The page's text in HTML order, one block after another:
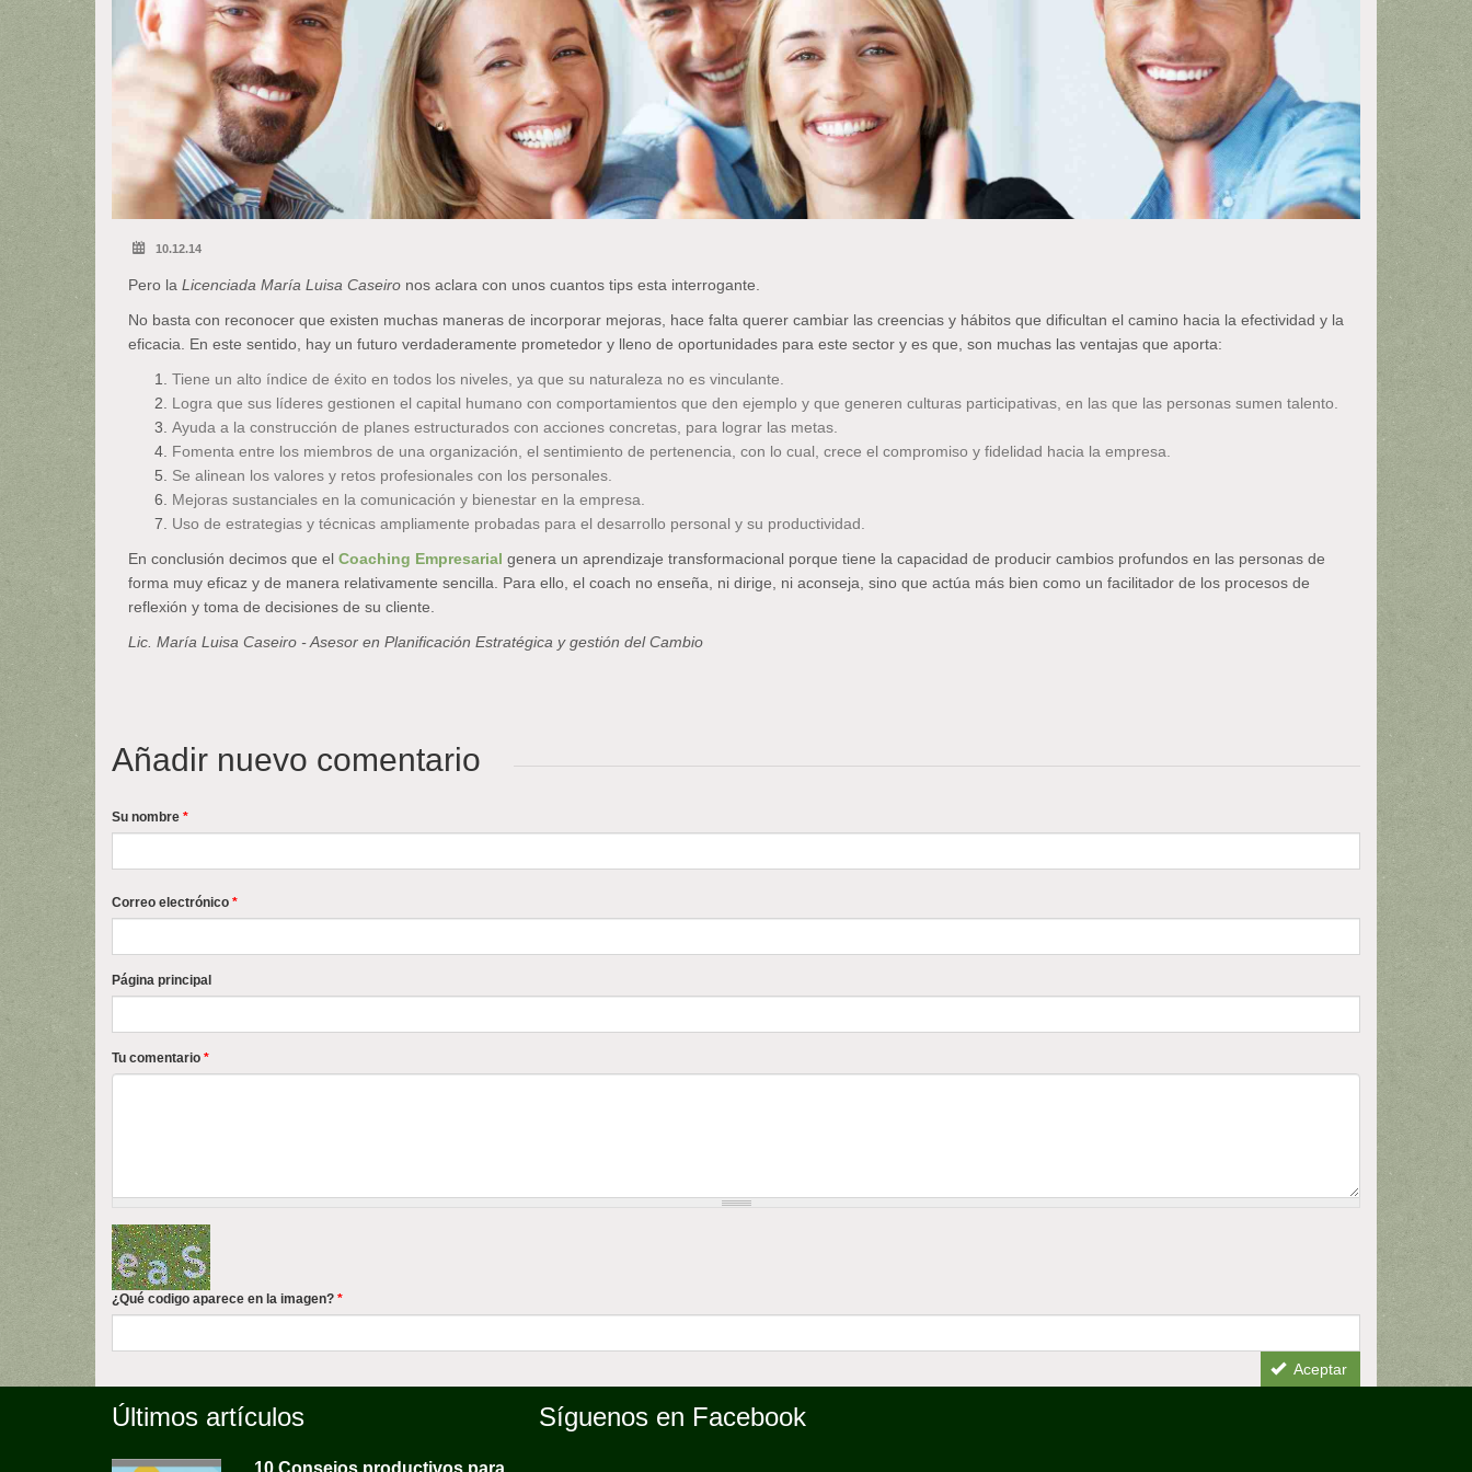
10.12.14
Pero la Licenciada María Luisa Caseiro nos aclara con unos cuantos tips esta interrogante.
No basta con reconocer que existen muchas maneras de incorporar mejoras, hace falta querer cambiar las creencias y hábitos que dificultan el camino hacia la efectividad y la
eficacia. En este sentido, hay un futuro verdaderamente prometedor y lleno de oportunidades para este sector y es que, son muchas las ventajas que aporta:
Tiene un alto índice de éxito en todos los niveles, ya que su naturaleza no es vinculante.
Logra que sus líderes gestionen el capital humano con comportamientos que den ejemplo y que generen culturas participativas, en las que las personas sumen talento.
Ayuda a la construcción de planes estructurados con acciones concretas, para lograr las metas.
Fomenta entre los miembros de una organización, el sentimiento de pertenencia, con lo cual, crece el compromiso y fidelidad hacia la empresa.
Se alinean los valores y retos profesionales con los personales.
Mejoras sustanciales en la comunicación y bienestar en la empresa.
Uso de estrategias y técnicas ampliamente probadas para el desarrollo personal y su productividad.
En conclusión decimos que el Coaching Empresarial genera un aprendizaje transformacional porque tiene la capacidad de producir cambios profundos en las personas de
forma muy eficaz y de manera relativamente sencilla. Para ello, el coach no enseña, ni dirige, ni aconseja, sino que actúa más bien como un facilitador de los procesos de
reflexión y toma de decisiones de su cliente.
Lic. María Luisa Caseiro - Asesor en Planificación Estratégica y gestión del Cambio
Añadir nuevo comentario
Su nombre *
Correo electrónico *
Página principal
Tu comentario *
¿Qué codigo aparece en la imagen? *
Aceptar
Últimos artículos
10 Consejos productivos para
Síguenos en Facebook